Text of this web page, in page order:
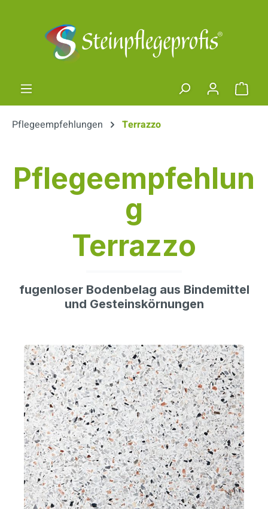
Pflegeempfehlungen Terrazzo
Pflegeempfehlun
g
Terrazzo
fugenloser Bodenbelag aus Bindemittel
und Gesteinskörnungen